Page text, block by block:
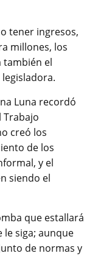
tener ingresos,
millones, los
también el
Luna recordó
Trabajo
creó los
de los
y el
siendo el
que estallará
le siga; aunque
de normas y